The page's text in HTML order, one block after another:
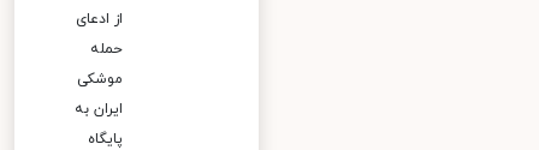
از ادعای
حمله
موشکی
ایران به
پایگاه